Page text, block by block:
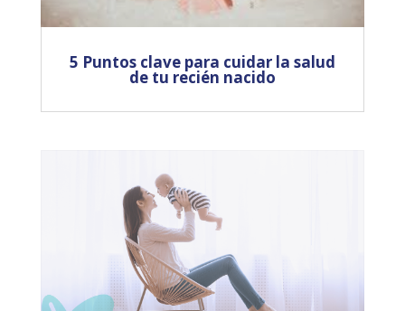
5 Puntos clave para cuidar la salud
de tu recién nacido